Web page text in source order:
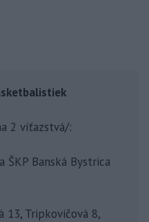
2 víťazstvá/:
ŠKP Banská Bystrica
13, Tripkovičová 8,